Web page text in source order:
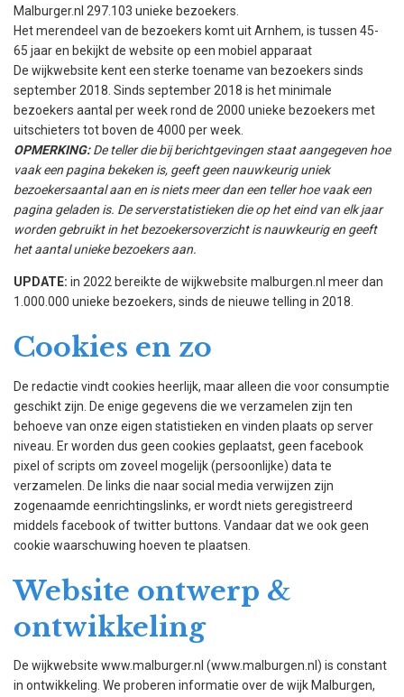
Malburger.nl 297.103 unieke bezoekers.
Het merendeel van de bezoekers komt uit Arnhem, is tussen 45-
65 jaar en bekijkt de website op een mobiel apparaat
De wijkwebsite kent een sterke toename van bezoekers sinds
september 2018. Sinds september 2018 is het minimale
bezoekers aantal per week rond de 2000 unieke bezoekers met
uitschieters tot boven de 4000 per week.
OPMERKING:De teller die bij berichtgevingen staat aangegeven hoe
vaak een pagina bekeken is, geeft geen nauwkeurig uniek
bezoekersaantal aan en is niets meer dan een teller hoe vaak een
pagina geladen is. De serverstatistieken die op het eind van elk jaar
worden gebruikt in het bezoekersoverzicht is nauwkeurig en geeft
het aantal unieke bezoekers aan.
UPDATE: in 2022 bereikte de wijkwebsite malburgen.nl meer dan
1.000.000 unieke bezoekers, sinds de nieuwe telling in 2018.
Cookies en zo
De redactie vindt cookies heerlijk, maar alleen die voor consumptie
geschikt zijn. De enige gegevens die we verzamelen zijn ten
behoeve van onze eigen statistieken en vinden plaats op server
niveau. Er worden dus geen cookies geplaatst, geen facebook
pixel of scripts om zoveel mogelijk (persoonlijke) data te
verzamelen. De links die naar social media verwijzen zijn
zogenaamde eenrichtingslinks, er wordt niets geregistreerd
middels facebook of twitter buttons. Vandaar dat we ook geen
cookie waarschuwing hoeven te plaatsen.
Website ontwerp &
ontwikkeling
De wijkwebsite www.malburger.nl (www.malburgen.nl) is constant
in ontwikkeling. We proberen informatie over de wijk Malburgen,